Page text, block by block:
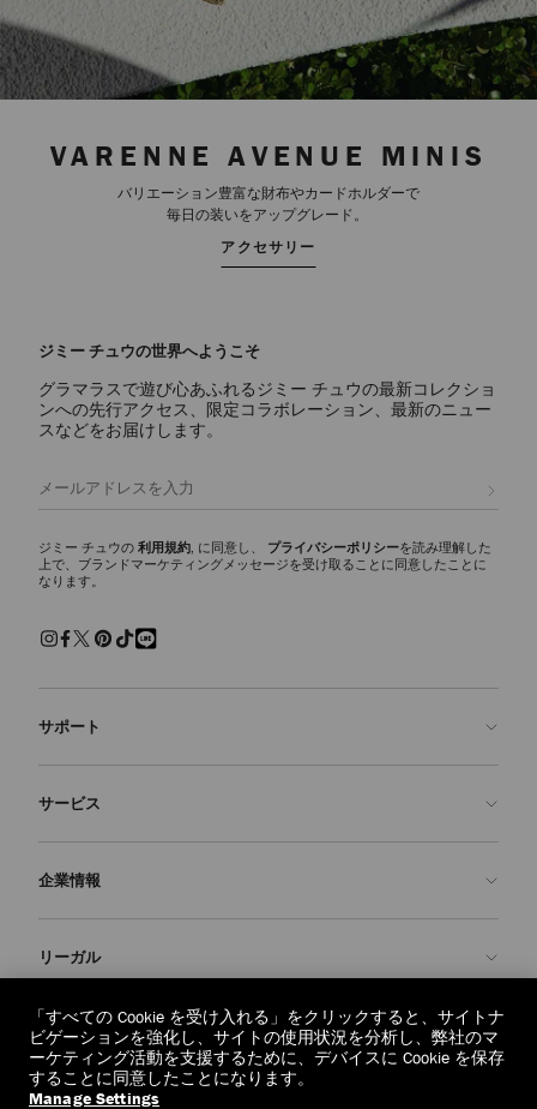
VARENNE AVENUE MINIS
バリエーション豊富な財布やカードホルダーで
毎日の装いをアップグレード。
アクセサリー
ジミー チュウの世界へようこそ
グラマラスで遊び心あふれるジミー チュウの最新コレクショ
ンへの先行アクセス、限定コラボレーション、最新のニュー
スなどをお届けします。
ジミー チュウの 利用規約, に同意し、 プライバシーポリシーを読み理解した
上で、ブランドマーケティングメッセージを受け取ることに同意したことに
なります。
サポート
よくあるご質問
返品を申請
配送
交換・返品
サービス
Made-to-Order
保証
企業情報
ブランドの歴史
JC World
社会への貢献
私たちの責任
リーガル
プライバシーポリシー
利用規約
忘れられる権利
regionselector.country. (€)
「すべての Cookie を受け入れる」をクリックすると、サイトナ
ビゲーションを強化し、サイトの使用状況を分析し、弊社のマ
ーケティング活動を支援するために、デバイスに Cookie を保存
することに同意したことになります。
Manage Settings